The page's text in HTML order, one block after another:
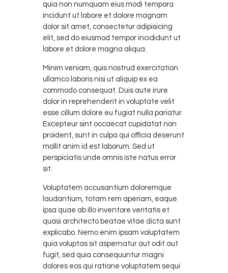
quia non numquam eius modi tempora
incidunt ut labore et dolore magnam
dolor sit amet, consectetur adipisicing
elit, sed do eiusmod tempor incididunt ut
labore et dolore magna aliqua.
Minim veniam, quis nostrud exercitation
ullamco laboris nisi ut aliquip ex ea
commodo consequat. Duis aute irure
dolor in reprehenderit in voluptate velit
esse cillum dolore eu fugiat nulla pariatur.
Excepteur sint occaecat cupidatat non
proident, sunt in culpa qui officia deserunt
mollit anim id est laborum. Sed ut
perspiciatis unde omnis iste natus error
sit.
Voluptatem accusantium doloremque
laudantium, totam rem aperiam, eaque
ipsa quae ab illo inventore veritatis et
quasi architecto beatae vitae dicta sunt
explicabo. Nemo enim ipsam voluptatem
quia voluptas sit aspernatur aut odit aut
fugit, sed quia consequuntur magni
dolores eos qui ratione voluptatem sequi